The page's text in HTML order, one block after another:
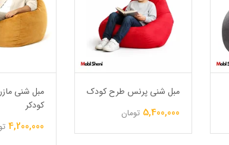
مبل شنی پرنس طرح کودک
5,400,000 تومان
مبل شنی
کودکر
4,200,000